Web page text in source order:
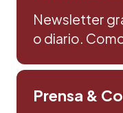
Newsletter
o diario.
Prensa &